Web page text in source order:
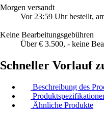
Morgen versandt
Vor 23:59 Uhr bestellt,
Keine Bearbeitungsgebühren
Über € 3.500, - keine
Schneller Vorlauf
Beschreibung des
Ähnliche Produkte